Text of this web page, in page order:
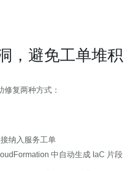
，避免工单堆积
修复两种方式：
纳入服务工单
中自动生成 IaC 片段